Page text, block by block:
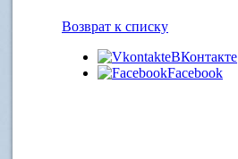
Возврат к списку
ВКонтакте
Facebook